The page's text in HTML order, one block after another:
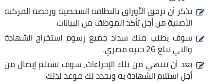
تذكر أن ترفق الأوراق بالبطاقة الشخصية ورخصة المركبة
الأصلية من أجل تأكد الموظف من البيانات.
سوف يطلب منك سداد جميع رسوم استخراج الشهادة
والتي تبلغ 26 جنيه مصري.
بعد أن تنتهي من تلك الإجراءات، سوف تستلم إيصال من
أجل استلام الشهادة به ويحدد لك موعد لذلك.